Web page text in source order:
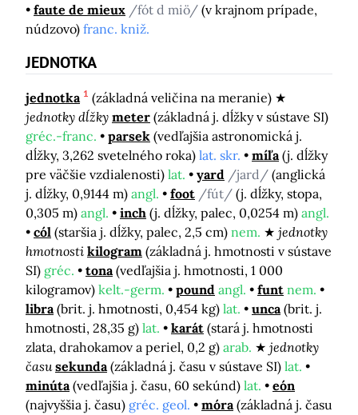
faute de mieux /fót d miö/ (v krajnom prípade,
núdzovo) franc. kniž.
JEDNOTKA
jednotka 1 (základná veličina na meranie)
jednotky dĺžky meter (základná j. dĺžky v sústave SI)
gréc.-franc.
parsek (vedľajšia astronomická j.
dĺžky, 3,262 svetelného roka) lat. skr. míľa (j. dĺžky
pre väčšie vzdialenosti) lat. yard /jard/ (anglická
j. dĺžky, 0,9144 m) angl. foot /fút/ (j. dĺžky, stopa,
0,305 m) angl. inch (j. dĺžky, palec, 0,0254 m) angl.
cól (staršia j. dĺžky, palec, 2,5 cm) nem.
jednotky
hmotnosti kilogram (základná j. hmotnosti v sústave
SI) gréc. tona (vedľajšia j. hmotnosti, 1 000
kilogramov) kelt.-germ. pound angl. funt nem.
libra (brit. j. hmotnosti, 0,454 kg) lat. unca (brit. j.
hmotnosti, 28,35 g) lat. karát (stará j. hmotnosti
zlata, drahokamov a periel, 0,2 g) arab.
jednotky
času sekunda (základná j. času v sústave SI) lat.
minúta (vedľajšia j. času, 60 sekúnd) lat.
eón
(najvyššia j. času) gréc. geol. móra (základná j. času